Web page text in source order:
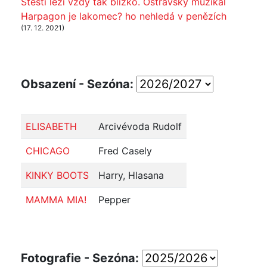
Harpagon je lakomec? ho nehledá v penězích
(17. 12. 2021)
Obsazení - Sezóna:
ELISABETH Arcivévoda Rudolf
CHICAGO Fred Casely
KINKY BOOTS Harry, Hlasana
MAMMA MIA! Pepper
Fotografie - Sezóna: